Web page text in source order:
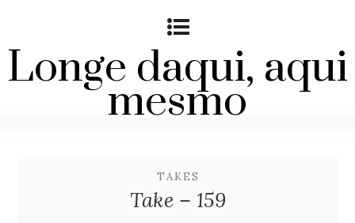
Longe daqui, aqui
mesmo
TAKES
Take – 159